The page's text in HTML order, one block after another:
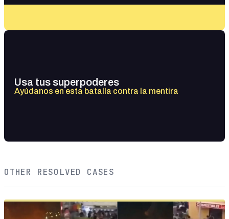
Usa tus superpoderes
Ayúdanos en esta batalla contra la mentira
OTHER RESOLVED CASES